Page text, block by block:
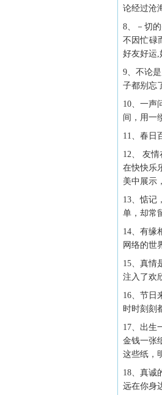
论经过沧
8、－切
不因忙碌
好友好运,
9、不论
子都别忘
10、一声
间，用一
11、春日
12、
在快快
美中展
13、惦记
单，却常
14、有缘
网络的世
15、真情
注入了欢
16、节日
时时刻刻
17、出生
金钱一张
这些纸，
18、真诚
远在你身